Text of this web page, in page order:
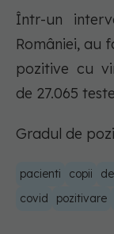
Într-un
României, au
pozitive cu
de 27.065
Gradul de
pacienti copii
covid
pozitivare